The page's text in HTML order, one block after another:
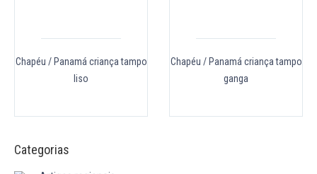
Chapéu / Panamá criança tampo
liso
Chapéu / Panamá criança tampo
ganga
Categorias